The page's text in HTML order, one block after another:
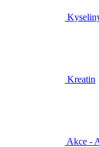
Kreatin
Akce -